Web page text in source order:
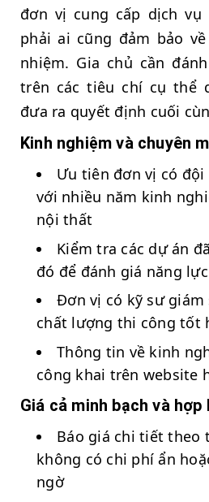
đơn vị cung cấp dịch vụ
phải ai cũng đảm bảo
nhiệm. Gia chủ cần
trên các tiêu chí cụ thể
đưa ra quyết định cuối
Kinh nghiệm và chuyên
Ưu tiên đơn vị có
với nhiều năm kinh
nội thất
Kiểm tra các dự án
đó để đánh giá năng
Đơn vị có kỹ sư giám
chất lượng thi công tốt
Thông tin về kinh
công khai trên website
Giá cả minh bạch và hợp
Báo giá chi tiết theo
không có chi phí ẩn
ngờ